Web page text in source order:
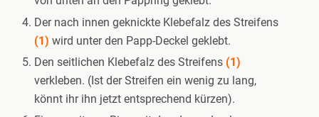
Der nach innen geknickte Klebefalz des Streifens
(1) wird unter den Papp-Deckel geklebt.
Den seitlichen Klebefalz des Streifens (1)
verkleben. (Ist der Streifen ein wenig zu lang,
könnt ihr ihn jetzt entsprechend kürzen).